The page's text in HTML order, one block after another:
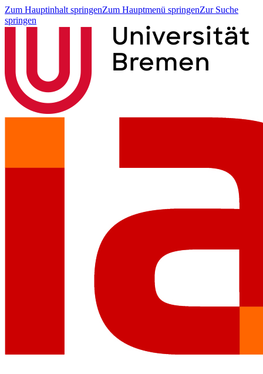
Zum Hauptinhalt springenZum Hauptmenü springenZur Suche
springen